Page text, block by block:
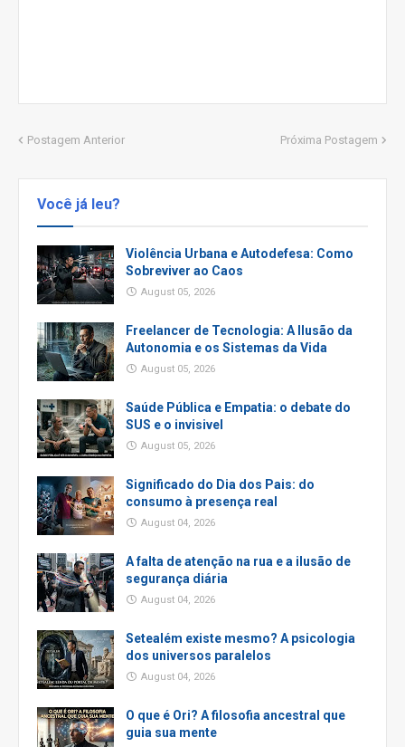
Postagem Anterior Próxima Postagem
Você já leu?
Violência Urbana e Autodefesa: Como
Sobreviver ao Caos
August 05, 2026
Freelancer de Tecnologia: A Ilusão da
Autonomia e os Sistemas da Vida
August 05, 2026
Saúde Pública e Empatia: o debate do
SUS e o invisivel
August 05, 2026
Significado do Dia dos Pais: do
consumo à presença real
August 04, 2026
A falta de atenção na rua e a ilusão de
segurança diária
August 04, 2026
Setealém existe mesmo? A psicologia
dos universos paralelos
August 04, 2026
O que é Ori? A filosofia ancestral que
guia sua mente